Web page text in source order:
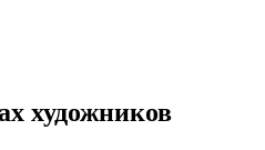
художников